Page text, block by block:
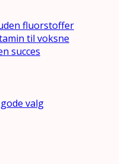
fluorstoffer
til voksne
succes
valg